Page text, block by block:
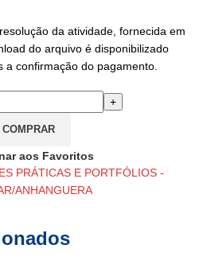
da atividade, fornecida em
do arquivo é disponibilizado
a confirmação do pagamento.
COMPRAR
aos Favoritos
PRÁTICAS E PORTFÓLIOS -
ANHANGUERA